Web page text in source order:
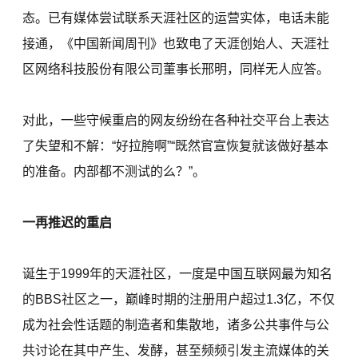
态。已有媒体尝试联系天涯社区的运营实体，电话未能
接通，《中国新闻周刊》也致电了天涯创始人、天涯社
区网络科技股份有限公司董事长邢明，同样无人应答。
对此，一些守候重启的网友纷纷在各种社交平台上表达
了失望和不解：“好拉胯啊”“既然官宣恢复就该做好基本
的准备。内部都不测试的么？”。
一再推迟的重启
诞生于1999年的天涯社区，一度是中国互联网最为知名
的BBS社区之一，巅峰时期的注册用户超过1.3亿，不仅
成为社会性话题的制造者和集散地，诸多公共事件与公
共讨论在其中产生、发酵，甚至频频引发主流媒体的关